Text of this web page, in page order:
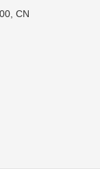
CN